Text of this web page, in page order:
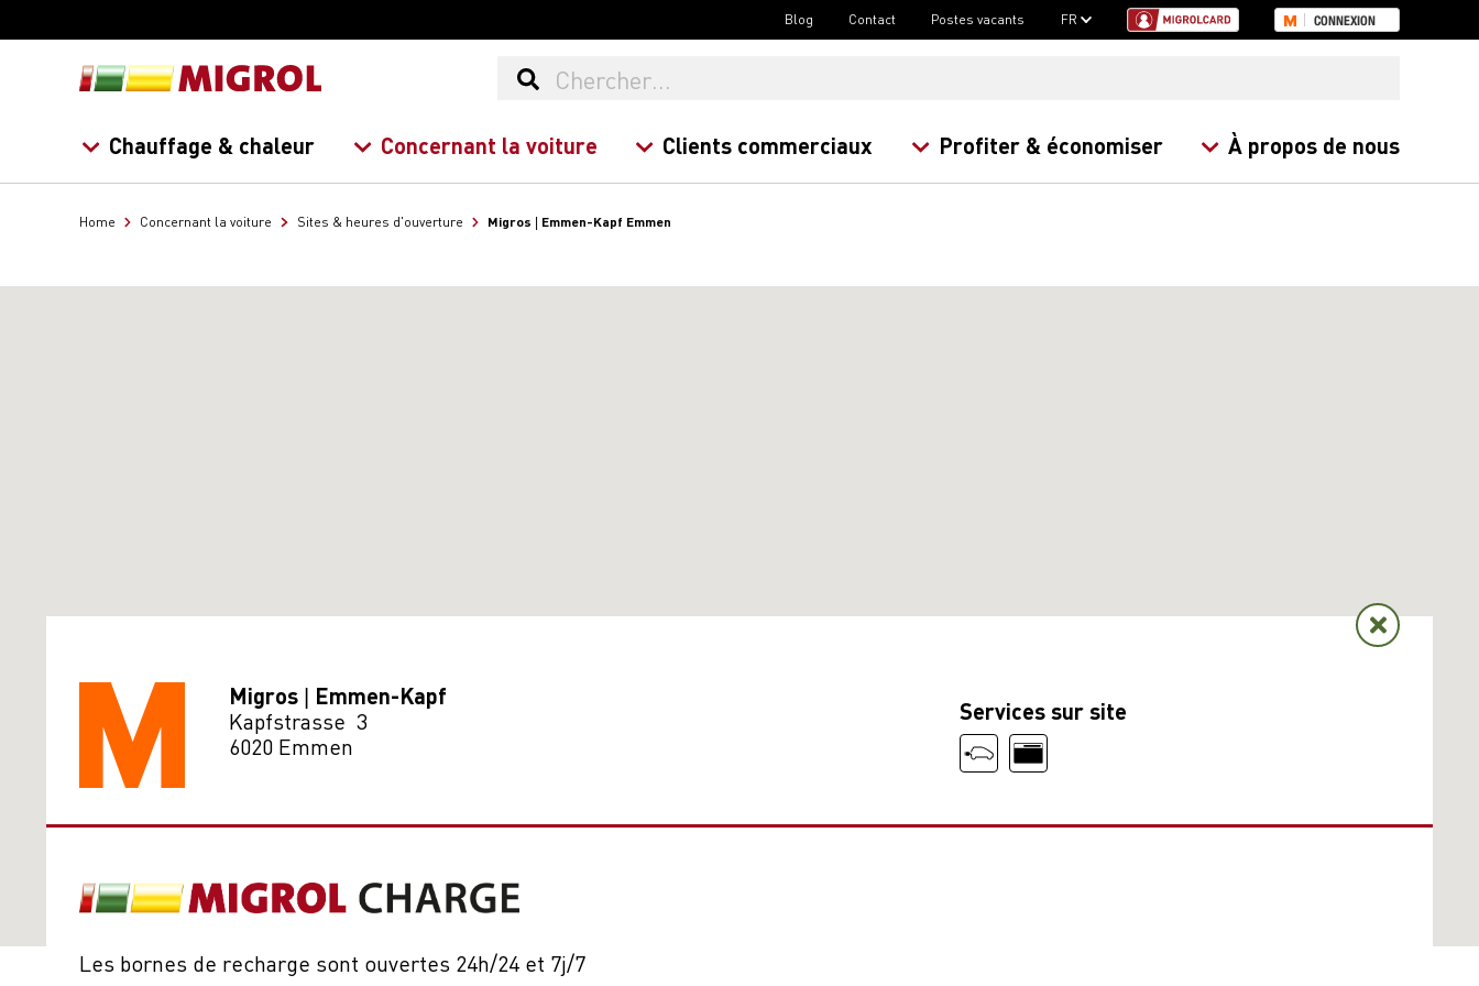
Blog Contact Postes vacants FR CONNEXION
Chauffage & chaleur Concernant la voiture Clients commerciaux Profiter & économiser À propos de nous
Home Concernant la voiture Sites & heures d'ouverture Migros | Emmen-Kapf Emmen
Migros | Emmen-Kapf
Kapfstrasse 3
6020 Emmen
Services sur site
Les bornes de recharge sont ouvertes 24h/24 et 7j/7